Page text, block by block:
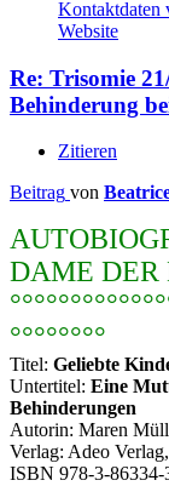
Kontaktdaten
Website
Re: Trisomie
Behinderung
Zitieren
Beitrag von
DAME DER
°°°°°°°°
Titel: Geliebte
Untertitel: Eine
Behinderungen
Autorin: Maren
Verlag: Adeo
ISBN 978-3-86334-